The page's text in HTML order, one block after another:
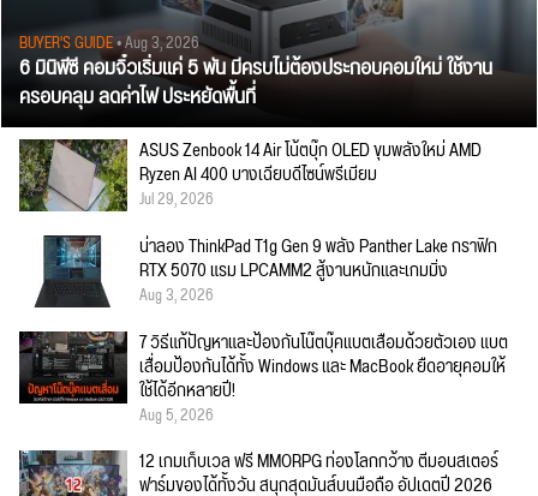
BUYER'S GUIDE• Aug 3, 2026
6 มินิพีซี คอมจิ๋วเริ่มแค่ 5 พัน มีครบไม่ต้องประกอบคอมใหม่ ใช้งาน
ครอบคลุม ลดค่าไฟ ประหยัดพื้นที่
ASUS Zenbook 14 Air โน้ตบุ๊ก OLED ขุมพลังใหม่ AMD
Ryzen AI 400 บางเฉียบดีไซน์พรีเมียม
Jul 29, 2026
น่าลอง ThinkPad T1g Gen 9 พลัง Panther Lake กราฟิก
RTX 5070 แรม LPCAMM2 สู้งานหนักและเกมมิ่ง
Aug 3, 2026
7 วิธีแก้ปัญหาและป้องกันโน๊ตบุ๊คแบตเสื่อมด้วยตัวเอง แบต
เสื่อมป้องกันได้ทั้ง Windows และ MacBook ยืดอายุคอมให้
ใช้ได้อีกหลายปี!
Aug 5, 2026
12 เกมเก็บเวล ฟรี MMORPG ท่องโลกกว้าง ตีมอนสเตอร์
ฟาร์มของได้ทั้งวัน สนุกสุดมันส์บนมือถือ อัปเดตปี 2026